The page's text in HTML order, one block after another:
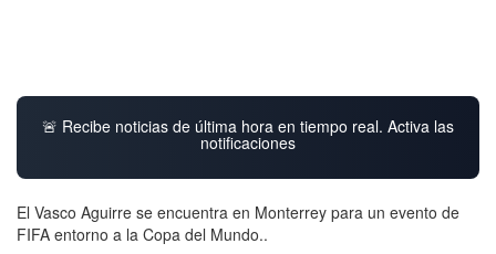
🚨 Recibe noticias de última hora en tiempo real. Activa las
notificaciones
El Vasco Aguirre se encuentra en Monterrey para un evento de
FIFA entorno a la Copa del Mundo..